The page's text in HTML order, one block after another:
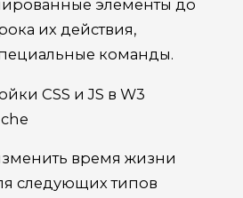
элементы до
их действия,
команды.
время жизни
следующих типов